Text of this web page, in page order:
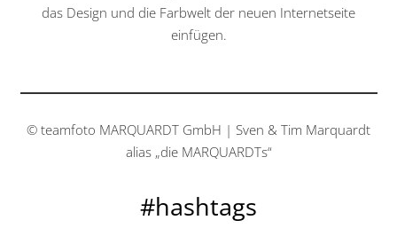
das Design und die Farbwelt der neuen Internetseite
einfügen.
© teamfoto MARQUARDT GmbH | Sven & Tim Marquardt
alias „die MARQUARDTs“
#hashtags